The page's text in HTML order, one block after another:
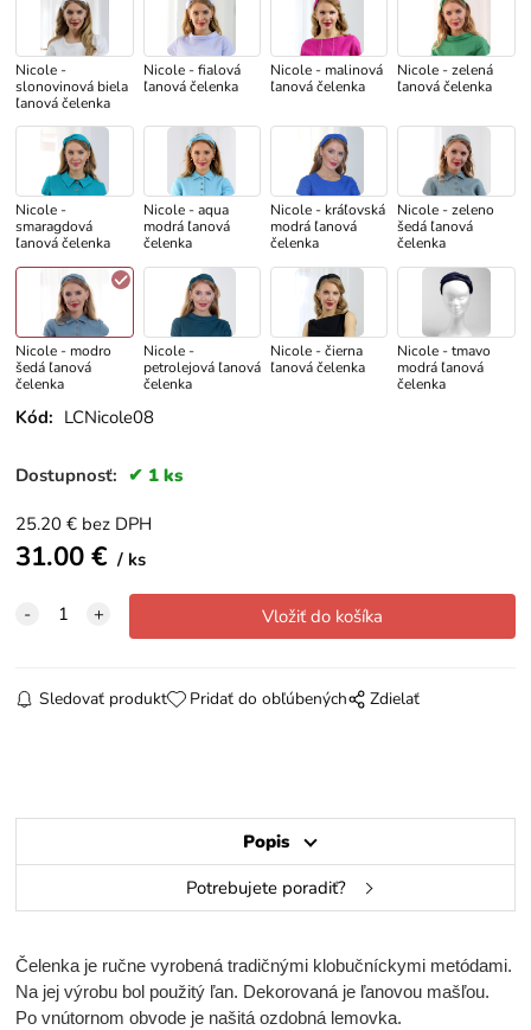
Nicole -
slonovinová biela
ľanová čelenka
Nicole - fialová
ľanová čelenka
Nicole - malinová
ľanová čelenka
Nicole - zelená
ľanová čelenka
Nicole -
smaragdová
ľanová čelenka
Nicole - aqua
modrá ľanová
čelenka
Nicole - kráľovská
modrá ľanová
čelenka
Nicole - zeleno
šedá ľanová
čelenka
Nicole - modro
šedá ľanová
čelenka
Nicole -
petrolejová ľanová
čelenka
Nicole - čierna
ľanová čelenka
Nicole - tmavo
modrá ľanová
čelenka
Kód: LCNicole08
Dostupnosť: 1 ks
25.20 € bez DPH
31.00€ ks
Sledovať produkt Pridať do obľúbených Zdielať
Popis
Potrebujete poradiť?
Čelenka je ručne vyrobená tradičnými klobučníckymi metódami.
Na jej výrobu bol použitý ľan. Dekorovaná je ľanovou mašľou.
Po vnútornom obvode je našitá ozdobná lemovka.